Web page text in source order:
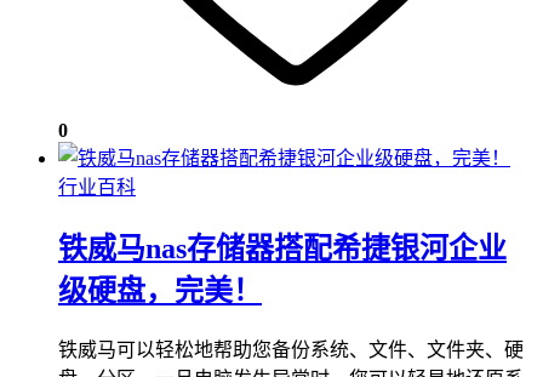
0
行业百科
铁威马nas存储器搭配希捷银河企业
级硬盘，完美！
铁威马可以轻松地帮助您备份系统、文件、文件夹、硬